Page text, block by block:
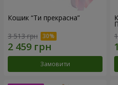
Кошик “Ти прекрасна”
3 513 грн
Замовити